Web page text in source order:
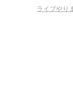
ライブやり